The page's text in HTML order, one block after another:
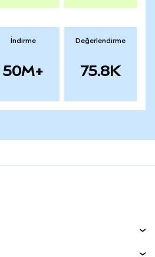
İndirme
50M+
Değerlendirme
75.8K